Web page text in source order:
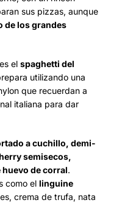
sus pizzas, aunque
de los grandes
el spaghetti del
utilizando una
que recuerdan a
italiana para dar
a cuchillo, demi-
semisecos,
de corral.
como el linguine
crema de trufa, nata